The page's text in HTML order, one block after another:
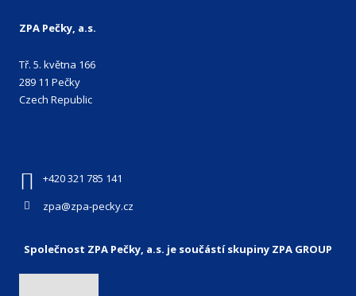
ZPA Pečky, a.s.
Tř. 5. května 166
289 11 Pečky
Czech Republic
+420 321 785 141
zpa@zpa-pecky.cz
Společnost ZPA Pečky, a.s. je součástí skupiny ZPA GROUP